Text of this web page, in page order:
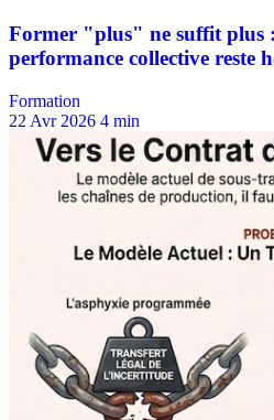
Formation
22 Avr 2026 4 min